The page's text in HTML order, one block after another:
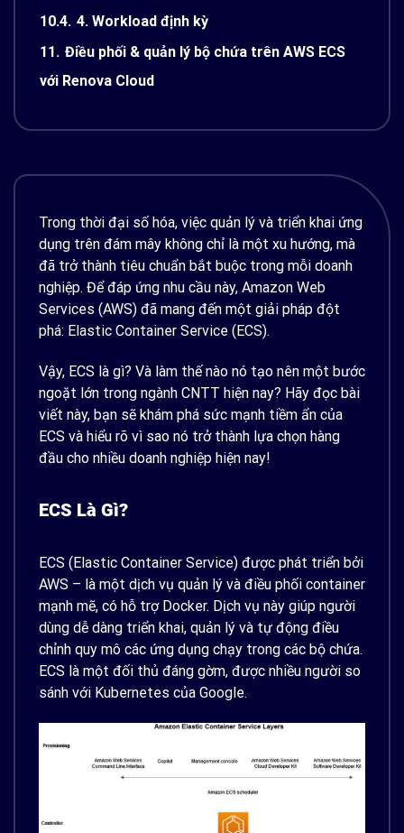
10.4. 4. Workload định kỳ
11. Điều phối & quản lý bộ chứa trên AWS ECS
với Renova Cloud
Trong thời đại số hóa, việc quản lý và triển khai ứng
dụng trên đám mây không chỉ là một xu hướng, mà
đã trở thành tiêu chuẩn bắt buộc trong mỗi doanh
nghiệp. Để đáp ứng nhu cầu này, Amazon Web
Services (AWS) đã mang đến một giải pháp đột
phá: Elastic Container Service (ECS).
Vậy, ECS là gì? Và làm thế nào nó tạo nên một bước
ngoặt lớn trong ngành CNTT hiện nay? Hãy đọc bài
viết này, bạn sẽ khám phá sức mạnh tiềm ẩn của
ECS và hiểu rõ vì sao nó trở thành lựa chọn hàng
đầu cho nhiều doanh nghiệp hiện nay!
ECS Là Gì?
ECS (Elastic Container Service) được phát triển bởi
AWS – là một dịch vụ quản lý và điều phối container
mạnh mẽ, có hỗ trợ Docker. Dịch vụ này giúp người
dùng dễ dàng triển khai, quản lý và tự động điều
chỉnh quy mô các ứng dụng chạy trong các bộ chứa.
ECS là một đối thủ đáng gờm, được nhiều người so
sánh với Kubernetes của Google.